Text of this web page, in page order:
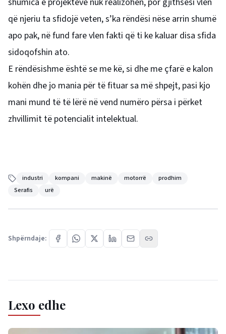
që njeriu ta sfidojë veten, s’ka rëndësi nëse arrin shumë
apo pak, në fund fare vlen fakti që ti ke kaluar disa sfida
sidoqofshin ato.
E rëndësishme është se me kë, si dhe me çfarë e kalon
kohën dhe jo mania për të fituar sa më shpejt, pasi kjo
mani mund të të lërë në vend numëro përsa i përket
zhvillimit të potencialit intelektual.
industri kompani makinë motorrë
prodhim
Serafis
urë
Shpërndaje:
Lexo edhe